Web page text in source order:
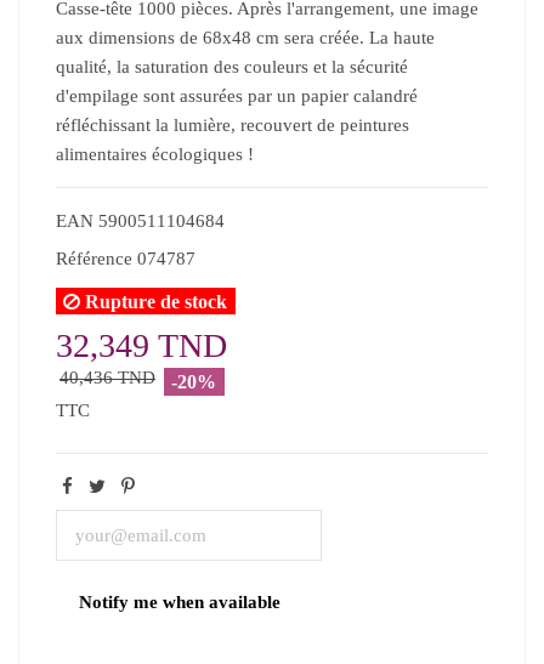
Casse-tête 1000 pièces. Après l'arrangement, une image
aux dimensions de 68x48 cm sera créée. La haute
qualité, la saturation des couleurs et la sécurité
d'empilage sont assurées par un papier calandré
réfléchissant la lumière, recouvert de peintures
alimentaires écologiques !
EAN 5900511104684
Référence 074787
Rupture de stock
32,349 TND
40,436 TND -20%
TTC